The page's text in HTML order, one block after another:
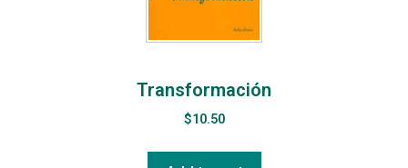
Transformación
$10.50